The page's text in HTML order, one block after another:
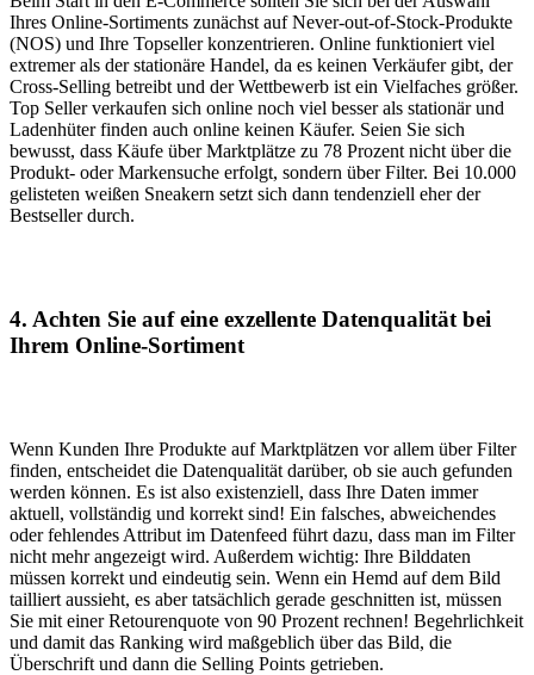
Ihres Online-Sortiments zunächst auf Never-out-of-Stock-Produkte
(NOS) und Ihre Topseller konzentrieren. Online funktioniert viel
extremer als der stationäre Handel, da es keinen Verkäufer gibt, der
Cross-Selling betreibt und der Wettbewerb ist ein Vielfaches größer.
Top Seller verkaufen sich online noch viel besser als stationär und
Ladenhüter finden auch online keinen Käufer. Seien Sie sich
bewusst, dass Käufe über Marktplätze zu 78 Prozent nicht über die
Produkt- oder Markensuche erfolgt, sondern über Filter. Bei 10.000
gelisteten weißen Sneakern setzt sich dann tendenziell eher der
Bestseller durch.
4. Achten Sie auf eine exzellente Datenqualität bei
Ihrem Online-Sortiment
Wenn Kunden Ihre Produkte auf Marktplätzen vor allem über Filter
finden, entscheidet die Datenqualität darüber, ob sie auch gefunden
werden können. Es ist also existenziell, dass Ihre Daten immer
aktuell, vollständig und korrekt sind! Ein falsches, abweichendes
oder fehlendes Attribut im Datenfeed führt dazu, dass man im Filter
nicht mehr angezeigt wird. Außerdem wichtig: Ihre Bilddaten
müssen korrekt und eindeutig sein. Wenn ein Hemd auf dem Bild
tailliert aussieht, es aber tatsächlich gerade geschnitten ist, müssen
Sie mit einer Retourenquote von 90 Prozent rechnen! Begehrlichkeit
und damit das Ranking wird maßgeblich über das Bild, die
Überschrift und dann die Selling Points getrieben.